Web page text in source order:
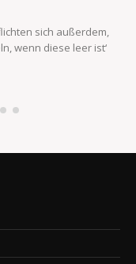
sich außerdem,
wenn diese leer ist‘